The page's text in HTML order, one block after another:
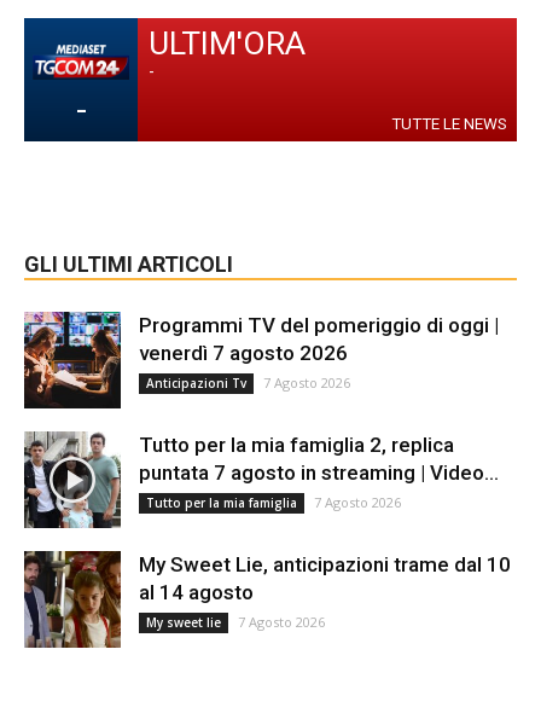
-
ULTIM'ORA
-
TUTTE LE NEWS
GLI ULTIMI ARTICOLI
Programmi TV del pomeriggio di oggi |
venerdì 7 agosto 2026
Anticipazioni Tv 7 Agosto 2026
Tutto per la mia famiglia 2, replica
puntata 7 agosto in streaming | Video...
Tutto per la mia famiglia 7 Agosto 2026
My Sweet Lie, anticipazioni trame dal 10
al 14 agosto
My sweet lie 7 Agosto 2026